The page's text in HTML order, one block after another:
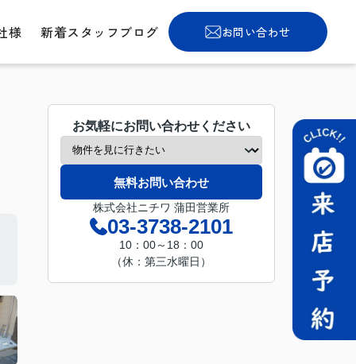
様 新着スタッフブログ お問い合わせ
お気軽にお問い合わせください
無料お問い合わせ
株式会社ニチワ 蒲田営業所
03-3738-2101
10：00～18：00
（休：第三水曜日）